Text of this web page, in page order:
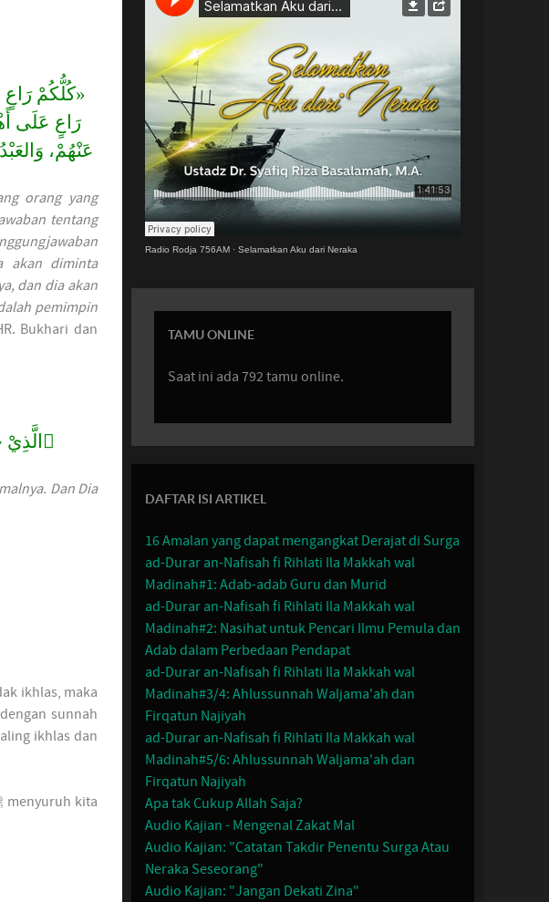
«كُلُّكُمْ
رَاعٍ عَلَى
عَنْهُمْ،
orang yang
tentang
akan diminta
dan dia akan
pemimpin
Bukhari dan
ۨالَّذِيْ
Dan Dia
ikhlas, maka
sunnah
ikhlas dan
Radio Rodja 756AM · Selamatkan Aku dari Neraka
TAMU ONLINE
Saat ini ada 792 tamu online.
DAFTAR ISI ARTIKEL
16 Amalan yang dapat mengangkat Derajat di Surga
ad-Durar an-Nafisah fi Rihlati Ila Makkah wal
Madinah#1: Adab-adab Guru dan Murid
ad-Durar an-Nafisah fi Rihlati Ila Makkah wal
Madinah#2: Nasihat untuk Pencari Ilmu Pemula dan
Adab dalam Perbedaan Pendapat
ad-Durar an-Nafisah fi Rihlati Ila Makkah wal
Madinah#3/4: Ahlussunnah Waljama'ah dan
Firqatun Najiyah
ad-Durar an-Nafisah fi Rihlati Ila Makkah wal
Madinah#5/6: Ahlussunnah Waljama'ah dan
Firqatun Najiyah
Apa tak Cukup Allah Saja?
Audio Kajian - Mengenal Zakat Mal
Audio Kajian: "Catatan Takdir Penentu Surga Atau
Neraka Seseorang"
Audio Kajian: "Jangan Dekati Zina"